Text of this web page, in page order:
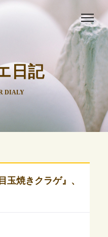
日記
DIALY
玉焼きクラゲ』、